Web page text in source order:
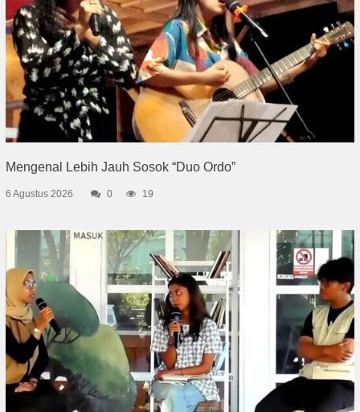
Mengenal Lebih Jauh Sosok “Duo Ordo”
6 Agustus 2026 0 19